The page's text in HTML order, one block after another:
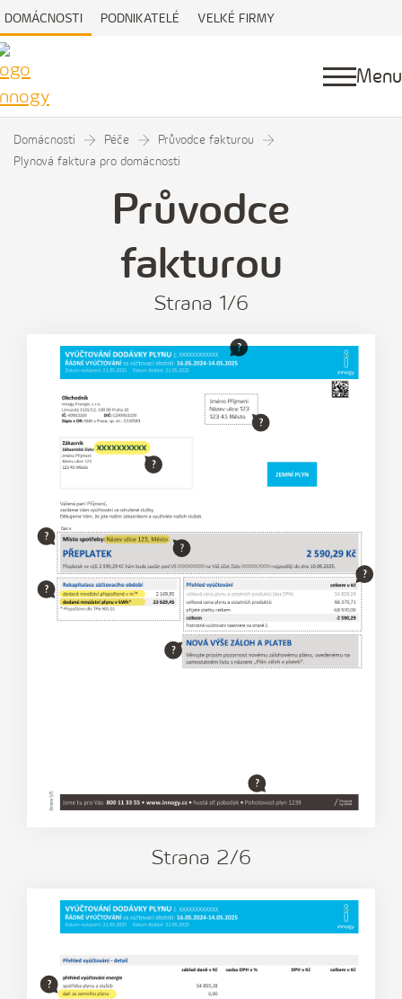
DOMÁCNOSTI PODNIKATELÉ VELKÉ FIRMY
Menu
Domácnosti Péče
Průvodce fakturou
Plynová faktura pro domácnosti
Průvodce
fakturou
Strana 1/6
Strana 2/6